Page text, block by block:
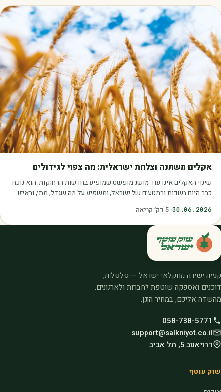
אקלים משתנה וצלחת ישראלית: מה צפוי לגידולים
שינוי האקלים אינו עוד מושג מופשט שמופיע בחדשות הרחוקות. הוא נוכח
כבר היום בשדות ובמטעים של ישראל, ומשפיע על מה שגדל, מתי, ובאיזו
30.06.2026
·
5 דק׳ קריאה
קנייה ישירה מחקלאי ישראל — סלסלות,
דוכנים ואספקה שוטפת לחברות ולארגונים.
מהשדה אליכם, במחיר הוגן.
058-788-5771
support@salkniyot.co.il
דרויאנוב 5, תל אביב
שוק עוטף